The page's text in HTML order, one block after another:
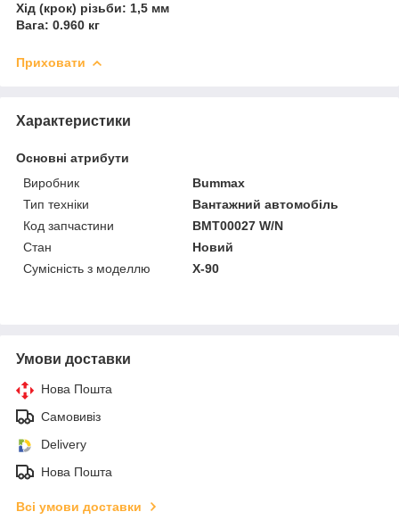
Хід (крок) різьби: 1,5 мм
Вага: 0.960 кг
Приховати
Характеристики
Основні атрибути
Виробник
Bummax
Тип техніки
Вантажний автомобіль
Код запчастини
BMT00027 W/N
Стан
Новий
Сумісність з моделлю
X-90
Умови доставки
Нова Пошта
Самовивіз
Delivery
Нова Пошта
Всі умови доставки